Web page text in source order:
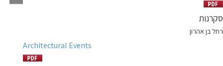
סקרנות
רחל בן אהרון
Architectural Events